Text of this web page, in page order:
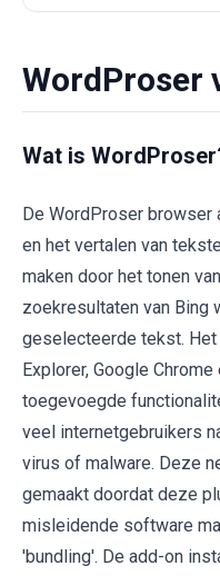
Wat is
De WordProser browser
en het vertalen van
maken door het tonen
zoekresultaten van Bing
geselecteerde tekst.
Explorer, Google
toegevoegde
veel internetgebruikers
virus of malware. Deze
gemaakt doordat deze
misleidende software
'bundling'. De add-on